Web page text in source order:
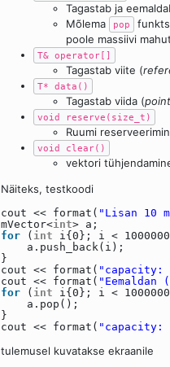
Tagastab ja
Mõlema
pop
poole massiivi
T& operator[]
Tagastab viite (
T* data()
Tagastab viida (
void reserve(size_t)
Ruumi
void clear()
vektori
Näiteks, testkoodi
cout << format( "Lisan 10
mVector<int> a;
for
( int
i{0}; i <
a.push_back(i);
}
cout << format(
cout << format(
for
( int
i{0}; i <
a.pop();
}
cout << format(
tulemusel kuvatakse ekraanile